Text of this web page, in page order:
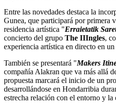
Entre las novedades destaca la
Gunea, que participará por primera
residencia artística "Erraietatik
concierto del grupo The IIIngles,
experiencia artística en directo en
También se presentará "Makers
compañía Alakran que va más allá
propuesta marcará el inicio de un
desarrollándose en Hondarribia
estrecha relación con el entorno y